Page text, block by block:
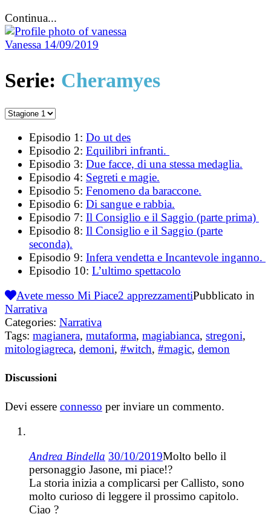
Continua...
Vanessa 14/09/2019
Serie: Cheramyes
Episodio 1: Do ut des
Episodio 2: Equilibri infranti.
Episodio 3: Due facce, di una stessa medaglia.
Episodio 4: Segreti e magie.
Episodio 5: Fenomeno da baraccone.
Episodio 6: Di sangue e rabbia.
Episodio 7: Il Consiglio e il Saggio (parte prima)
Episodio 8: Il Consiglio e il Saggio (parte
seconda).
Episodio 9: Infera vendetta e Incantevole inganno.
Episodio 10: L’ultimo spettacolo
Avete messo Mi Piace2 apprezzamentiPubblicato in
Narrativa
Categories: Narrativa
Tags: magianera, mutaforma, magiabianca, stregoni,
mitologiagreca, demoni, #witch, #magic, demon
Discussioni
Devi essere connesso per inviare un commento.
Andrea Bindella 30/10/2019Molto bello il
personaggio Jasone, mi piace!?
La storia inizia a complicarsi per Callisto, sono
molto curioso di leggere il prossimo capitolo.
Ciao ?